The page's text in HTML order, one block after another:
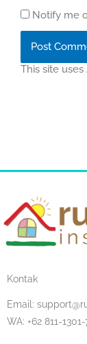
Notify me
This site
Kontak
Email:
WA: +62 811-1301-